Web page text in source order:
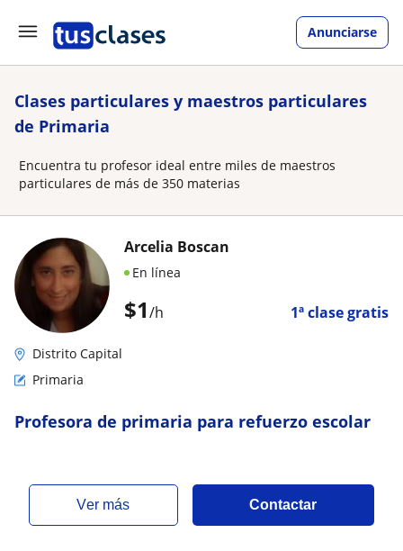
Anunciarse
Clases particulares y maestros particulares
de Primaria
Encuentra tu profesor ideal entre miles de maestros
particulares de más de 350 materias
$1/h 1ª clase gratis
Arcelia Boscan
En línea
Distrito Capital
Primaria
Profesora de primaria para refuerzo escolar
ver más Contactar